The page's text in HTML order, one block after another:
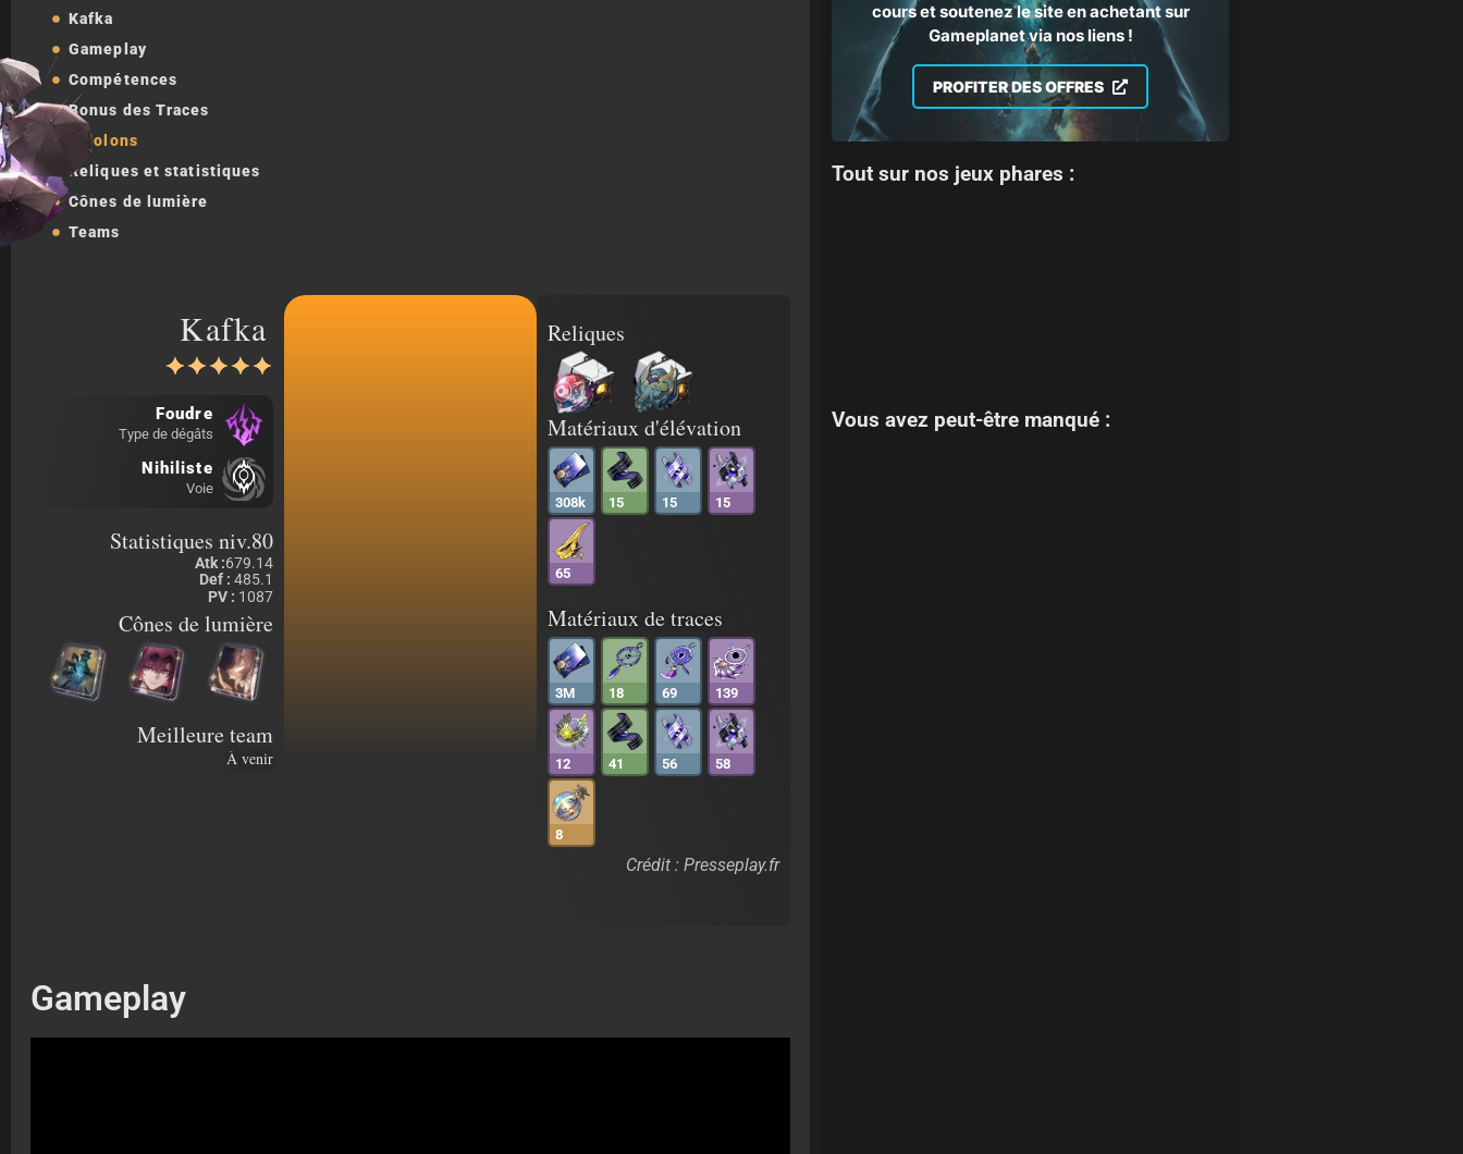
Kafka
Gameplay
Compétences
Bonus des Traces
Eidolons
Reliques et statistiques
Cônes de lumière
Teams
Kafka
Foudre
Type de dégâts
Nihiliste
Voie
Statistiques niv.80
Atk :679.14
Def : 485.1
PV : 1087
Cônes de lumière
Meilleure team
À venir
Reliques
Matériaux d'élévation
308k 15 15 15
65
Matériaux de traces
3M 18 69 139
12 41 56 58
8
Crédit : Presseplay.fr
Gameplay
cours et soutenez le site en achetant sur
Gameplanet via nos liens !
PROFITER DES OFFRES
Tout sur nos jeux phares :
Vous avez peut-être manqué :